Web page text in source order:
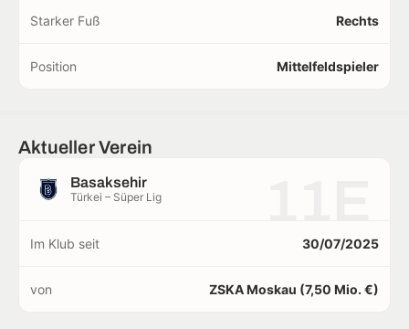
Starker Fuß Rechts
Position Mittelfeldspieler
Aktueller Verein
Basaksehir
Türkei – Süper Lig
Im Klub seit 30/07/2025
von ZSKA Moskau (7,50 Mio. €)